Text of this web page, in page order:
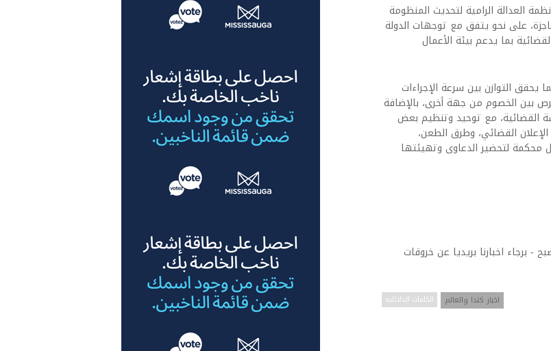
العدالة الرامية لتحديث المنظومة
على نحو يتفق مع توجهات الدولة
بما يدعم بيئة الأعمال
التوازن بين سرعة الإجراءات
بين الخصوم من جهة أخرى، بالإضافة
القضائية، مع توحيد وتنظيم بعض
الإعلان القضائي، وطرق الطعن،
محكمة لتحضير الدعاوى وتهيئتها
- برجاء اخبارنا بريديا عن خروقات
الكلمات الدلائليه اخبار كندا والعالم